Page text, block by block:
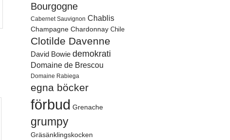
Bourgogne
Cabernet Sauvignon Chablis
Champagne Chardonnay Chile
Clotilde Davenne
David Bowie demokrati
Domaine de Brescou
Domaine Rabiega
egna böcker
förbud Grenache
grumpy
Gräsänklingskocken